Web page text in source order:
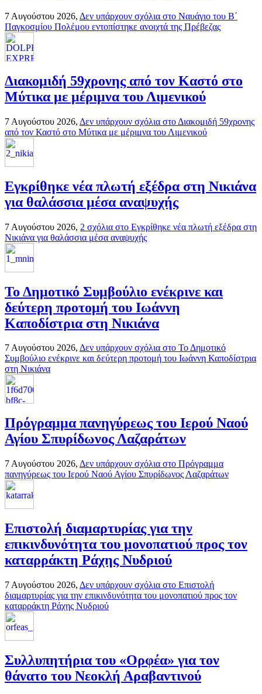
7 Αυγούστου 2026, Δεν υπάρχουν σχόλια στο Ναυάγιο του Β΄
Παγκοσμίου Πολέμου εντοπίστηκε ανοιχτά της Πρέβεζας
Διακομιδή 59χρονης από τον Καστό στο
Μύτικα με μέριμνα του Λιμενικού
7 Αυγούστου 2026, Δεν υπάρχουν σχόλια στο Διακομιδή 59χρονης
από τον Καστό στο Μύτικα με μέριμνα του Λιμενικού
Εγκρίθηκε νέα πλωτή εξέδρα στη Νικιάνα
για θαλάσσια μέσα αναψυχής
7 Αυγούστου 2026, 2 σχόλια στο Εγκρίθηκε νέα πλωτή εξέδρα στη
Νικιάνα για θαλάσσια μέσα αναψυχής
Το Δημοτικό Συμβούλιο ενέκρινε και
δεύτερη προτομή του Ιωάννη
Καποδίστρια στη Νικιάνα
7 Αυγούστου 2026, Δεν υπάρχουν σχόλια στο Το Δημοτικό
Συμβούλιο ενέκρινε και δεύτερη προτομή του Ιωάννη Καποδίστρια
στη Νικιάνα
Πρόγραμμα πανηγύρεως του Ιερού Ναού
Αγίου Σπυρίδωνος Λαζαράτων
7 Αυγούστου 2026, Δεν υπάρχουν σχόλια στο Πρόγραμμα
πανηγύρεως του Ιερού Ναού Αγίου Σπυρίδωνος Λαζαράτων
Επιστολή διαμαρτυρίας για την
επικινδυνότητα του μονοπατιού προς τον
καταρράκτη Ράχης Νυδριού
7 Αυγούστου 2026, Δεν υπάρχουν σχόλια στο Επιστολή
διαμαρτυρίας για την επικινδυνότητα του μονοπατιού προς τον
καταρράκτη Ράχης Νυδριού
Συλλυπητήρια του «Ορφέα» για τον
θάνατο του Νεοκλή Αραβαντινού